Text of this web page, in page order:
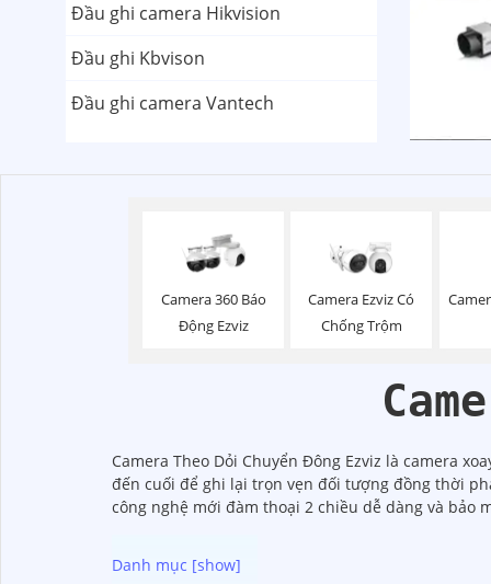
Đầu ghi camera Hikvision
Đầu ghi Kbvison
Đầu ghi camera Vantech
Camera 360 Báo
Động Ezviz
Camera Ezviz Có
Chống Trộm
Camera Theo Dỏi Chuyển Đông Ezviz là camera
đến cuối để ghi lại trọn vẹn đối tượng đồng thời
công nghệ mới đàm thoại 2 chiều dễ dàng và bảo